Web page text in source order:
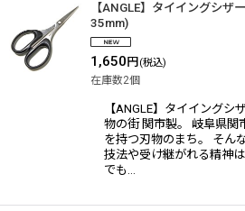
【ANGLE】タイイングシ
35mm)
1,650 円 (税込)
在庫数2個
【ANGLE】タイイング
物の街 関市製。 岐阜県関
を持つ刃物のまち。 そん
技法や受け継がれる精神
でも…